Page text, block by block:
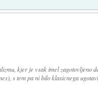
kjer je vsak imel zagotovljeno
s tem pa ni bilo klasicnega